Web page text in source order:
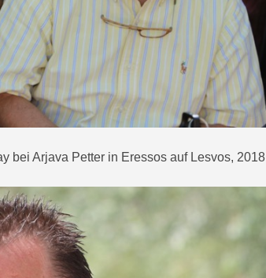
bei Arjava Petter in Eressos auf Lesvos, 2018